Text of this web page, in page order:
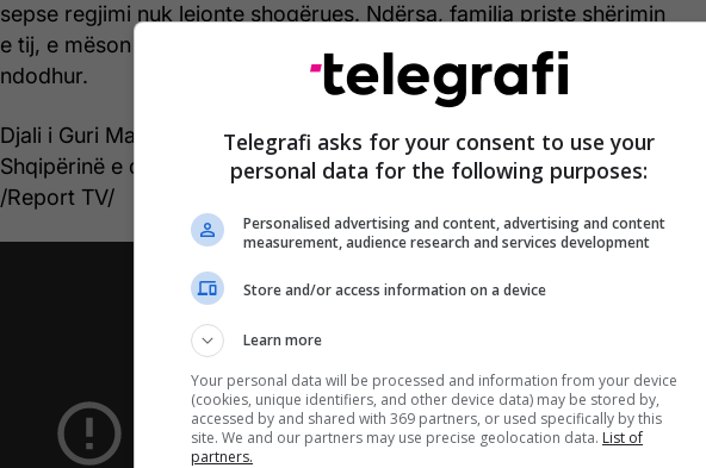
sepse regjimi nuk lejonte shoqërues. Ndërsa, familja priste shërimin
e tij, e mëson ndarjen tragjike nga jeta shumë më vonë se të kishte
ndodhur.
Djali i Guri Madhit, Pandi Madhi, rrëfen jetën e artistit të madh në
Shqipërinë e diktaturës, brenda e jashtë mureve të studios së tij....
/Report TV/
Telegrafi asks for your consent to use your
personal data for the following purposes:
Personalised advertising and content, advertising and content
measurement, audience research and services development
Store and/or access information on a device
Learn more
Your personal data will be processed and information from your device
(cookies, unique identifiers, and other device data) may be stored by,
accessed by and shared with 369 partners, or used specifically by this
site. We and our partners may use precise geolocation data. List of
partners.